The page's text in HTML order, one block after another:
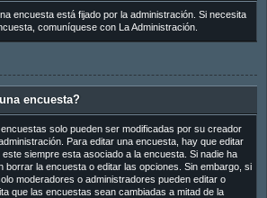
encuesta está fijado por la administración. Si necesita
comuníquese con La Administración.
encuesta?
solo pueden ser modificadas por su creador
Para editar una encuesta, hay que editar
siempre esta asociado a la encuesta. Si nadie ha
borrar la encuesta o editar las opciones. Sin embargo, si
moderadores o administradores pueden editar o
que las encuestas sean cambiadas a mitad de la